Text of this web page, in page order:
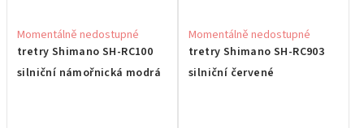
tretry Shimano SH-RC100
silniční námořnická modrá
Momentálně nedostupné
tretry Shimano SH-RC903
silniční červené
Momentálně nedostupné